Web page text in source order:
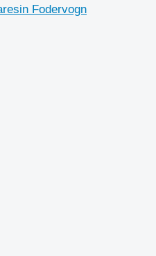
Fodervogn